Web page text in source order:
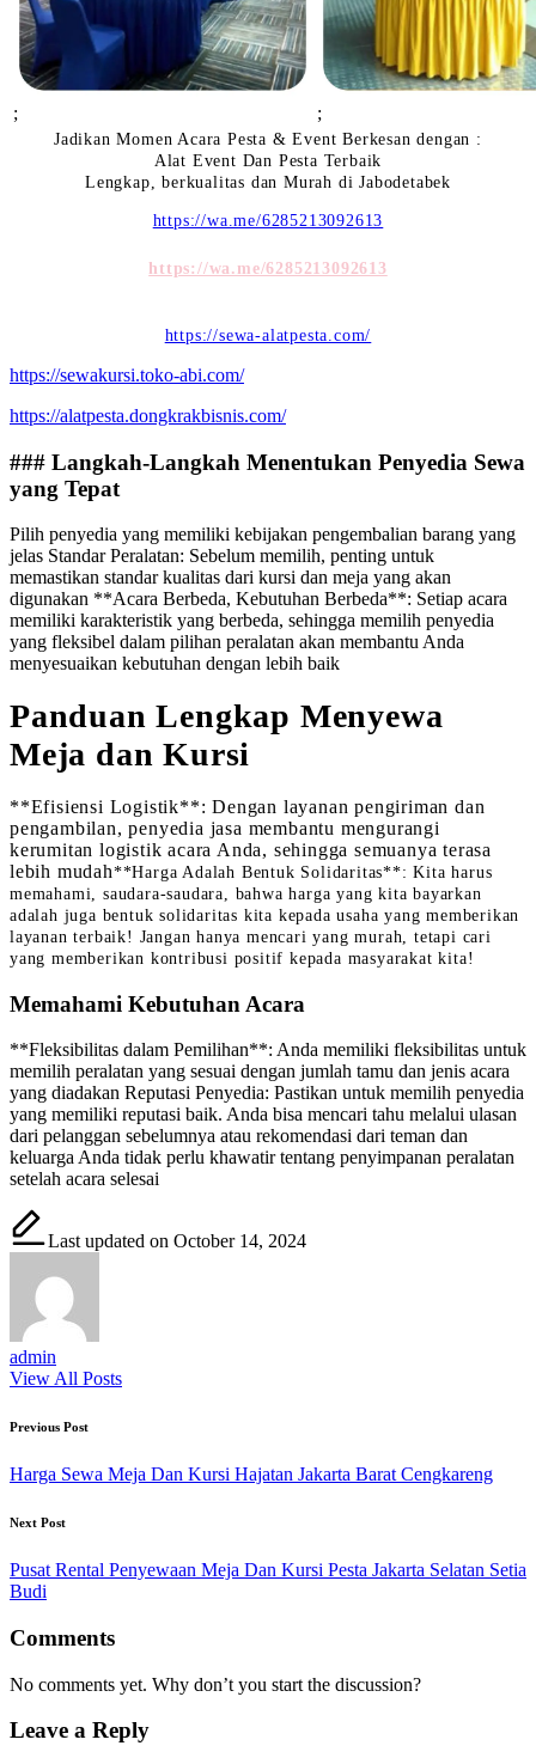
; ;
Jadikan Momen Acara Pesta & Event Berkesan dengan :
Alat Event Dan Pesta Terbaik
Lengkap, berkualitas dan Murah di Jabodetabek
https://wa.me/6285213092613
https://wa.me/6285213092613
https://sewa-alatpesta.com/
https://sewakursi.toko-abi.com/
https://alatpesta.dongkrakbisnis.com/
### Langkah-Langkah Menentukan Penyedia Sewa
yang Tepat
Pilih penyedia yang memiliki kebijakan pengembalian barang yang
jelas Standar Peralatan: Sebelum memilih, penting untuk
memastikan standar kualitas dari kursi dan meja yang akan
digunakan **Acara Berbeda, Kebutuhan Berbeda**: Setiap acara
memiliki karakteristik yang berbeda, sehingga memilih penyedia
yang fleksibel dalam pilihan peralatan akan membantu Anda
menyesuaikan kebutuhan dengan lebih baik
Panduan Lengkap Menyewa
Meja dan Kursi
**Efisiensi Logistik**: Dengan layanan pengiriman dan
pengambilan, penyedia jasa membantu mengurangi
kerumitan logistik acara Anda, sehingga semuanya terasa
lebih mudah**Harga Adalah Bentuk Solidaritas**: Kita harus
memahami, saudara-saudara, bahwa harga yang kita bayarkan
adalah juga bentuk solidaritas kita kepada usaha yang memberikan
layanan terbaik! Jangan hanya mencari yang murah, tetapi cari
yang memberikan kontribusi positif kepada masyarakat kita!
Memahami Kebutuhan Acara
**Fleksibilitas dalam Pemilihan**: Anda memiliki fleksibilitas untuk
memilih peralatan yang sesuai dengan jumlah tamu dan jenis acara
yang diadakan Reputasi Penyedia: Pastikan untuk memilih penyedia
yang memiliki reputasi baik. Anda bisa mencari tahu melalui ulasan
dari pelanggan sebelumnya atau rekomendasi dari teman dan
keluarga Anda tidak perlu khawatir tentang penyimpanan peralatan
setelah acara selesai
Last updated on October 14, 2024
admin
View All Posts
Post
navigation
Previous Post
Harga Sewa Meja Dan Kursi Hajatan Jakarta Barat Cengkareng
Next Post
Pusat Rental Penyewaan Meja Dan Kursi Pesta Jakarta Selatan Setia
Budi
Comments
No comments yet. Why don’t you start the discussion?
Leave a Reply